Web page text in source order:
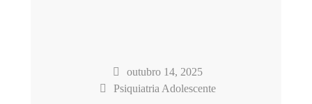
outubro 14, 2025
Psiquiatria Adolescente